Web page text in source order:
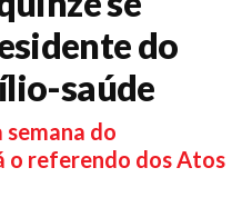
do
saúde
do
o referendo dos Atos